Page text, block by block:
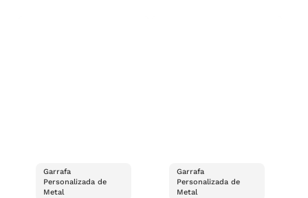
Garrafa
Personalizada de
Metal
Garrafa
Personalizada de
Metal